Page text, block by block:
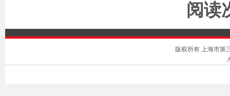
阅读
版权所有 上海市第